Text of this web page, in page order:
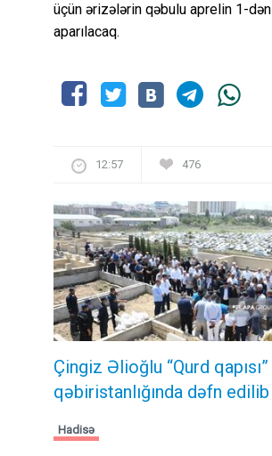
üçün ərizələrin qəbulu aprelin 1-
aparılacaq.
12:57 476
Çingiz Əlioğlu “Qurd qapısı”
qəbiristanlığında dəfn edilib
Hadisə